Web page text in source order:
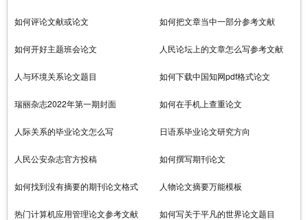
如何评论文献或论文 如何把文章当中一部分参考文献
如何开好主题班会论文 人民论坛上的文章怎么写参考文献
人与环境关系论文题目 如何下载中国知网pdf格式论文
瑞丽杂志2022年第一期封面 如何在手机上查重论文
人际关系的毕业论文怎么写 日语系毕业论文研究方向
人民公安杂志官方投稿 如何撰写期刊论文
如何找到没有摘要的期刊论文格式 人物论文摘要万能模板
热门计算机应用管理论文参考文献 如何写关于平凡的世界论文题目